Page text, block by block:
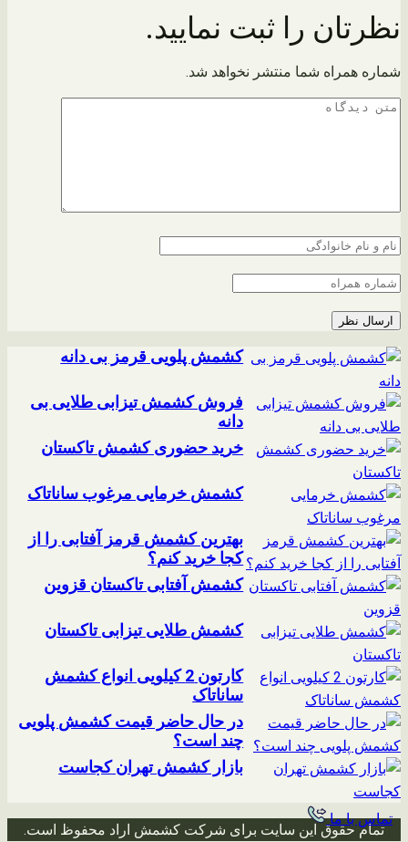
نظرتان را ثبت نمایید.
شماره همراه شما منتشر نخواهد شد.
کشمش پلویی قرمز بی دانه
فروش کشمش تیزابی طلایی بی
دانه
خرید حضوری کشمش تاکستان
کشمش خرمایی مرغوب ساناتاک
بهترین کشمش قرمز آفتابی را از
کجا خرید کنم؟
کشمش آفتابی تاکستان قزوین
کشمش طلایی تیزابی تاکستان
کارتون 2 کیلویی انواع کشمش
ساناتاک
در حال حاضر قیمت کشمش پلویی
چند است؟
بازار کشمش تهران کجاست
تماس با ما
تمام حقوق این سایت برای شرکت کشمش اراد محفوظ است.